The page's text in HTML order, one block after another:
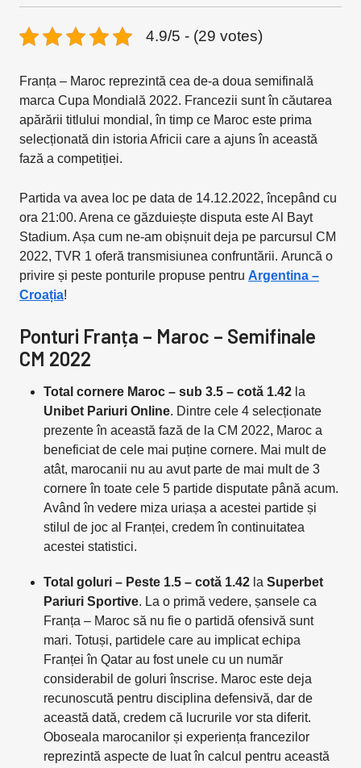
4.9/5 - (29 votes)
Franța – Maroc reprezintă cea de-a doua semifinală
marca Cupa Mondială 2022. Francezii sunt în căutarea
apărării titlului mondial, în timp ce Maroc este prima
selecționată din istoria Africii care a ajuns în această
fază a competiției.
Partida va avea loc pe data de 14.12.2022, începând cu
ora 21:00. Arena ce găzduiește disputa este Al Bayt
Stadium. Așa cum ne-am obișnuit deja pe parcursul CM
2022, TVR 1 oferă transmisiunea confruntării. Aruncă o
privire și peste ponturile propuse pentru Argentina –
Croația!
Ponturi Franța – Maroc – Semifinale
CM 2022
Total cornere Maroc – sub 3.5 – cotă 1.42 la
Unibet Pariuri Online. Dintre cele 4 selecționate
prezente în această fază de la CM 2022, Maroc a
beneficiat de cele mai puține cornere. Mai mult de
atât, marocanii nu au avut parte de mai mult de 3
cornere în toate cele 5 partide disputate până acum.
Având în vedere miza uriașa a acestei partide și
stilul de joc al Franței, credem în continuitatea
acestei statistici.
Total goluri – Peste 1.5 – cotă 1.42 la Superbet
Pariuri Sportive. La o primă vedere, șansele ca
Franța – Maroc să nu fie o partidă ofensivă sunt
mari. Totuși, partidele care au implicat echipa
Franței în Qatar au fost unele cu un număr
considerabil de goluri înscrise. Maroc este deja
recunoscută pentru disciplina defensivă, dar de
această dată, credem că lucrurile vor sta diferit.
Oboseala marocanilor și experiența francezilor
reprezintă aspecte de luat în calcul pentru această